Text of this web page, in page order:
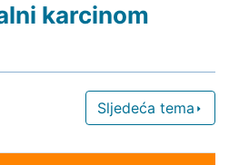
karcinom
Sljedeća tema